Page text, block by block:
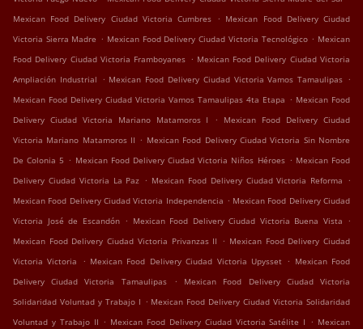
Mexican Food Delivery Ciudad Victoria Cumbres . Mexican Food Delivery Ciudad
Victoria Sierra Madre . Mexican Food Delivery Ciudad Victoria Tecnológico . Mexican
Food Delivery Ciudad Victoria Framboyanes . Mexican Food Delivery Ciudad Victoria
Ampliación Industrial . Mexican Food Delivery Ciudad Victoria Vamos Tamaulipas .
Mexican Food Delivery Ciudad Victoria Vamos Tamaulipas 4ta Etapa . Mexican Food
Delivery Ciudad Victoria Mariano Matamoros I
.
Mexican Food Delivery Ciudad
Victoria Mariano Matamoros II . Mexican Food Delivery Ciudad Victoria Sin Nombre
De Colonia 5 . Mexican Food Delivery Ciudad Victoria Niños Héroes . Mexican Food
Delivery Ciudad Victoria La Paz . Mexican Food Delivery Ciudad Victoria Reforma .
Mexican Food Delivery Ciudad Victoria Independencia . Mexican Food Delivery Ciudad
Victoria José de Escandón . Mexican Food Delivery Ciudad Victoria Buena Vista .
Mexican Food Delivery Ciudad Victoria Privanzas II . Mexican Food Delivery Ciudad
Victoria Victoria
. Mexican Food Delivery Ciudad Victoria Upysset . Mexican Food
Delivery Ciudad Victoria Tamaulipas
.
Mexican Food Delivery Ciudad Victoria
Solidaridad Voluntad y Trabajo I . Mexican Food Delivery Ciudad Victoria Solidaridad
Voluntad y Trabajo II . Mexican Food Delivery Ciudad Victoria Satélite I . Mexican